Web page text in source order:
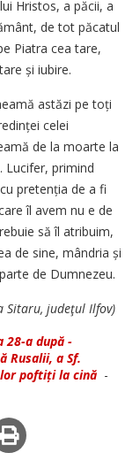
Hristos, a păcii, a
de tot păcatul
Piatra cea tare,
și iubire.
astăzi pe toți
celei
de la moarte la
Lucifer, primind
pretenția de a fi
îl avem nu e de
să îl atribuim,
de sine, mândria și
de Dumnezeu.
Sitaru, judeţul Ilfov)
28-a după
Rusalii, a Sf.
poftiți la cină -